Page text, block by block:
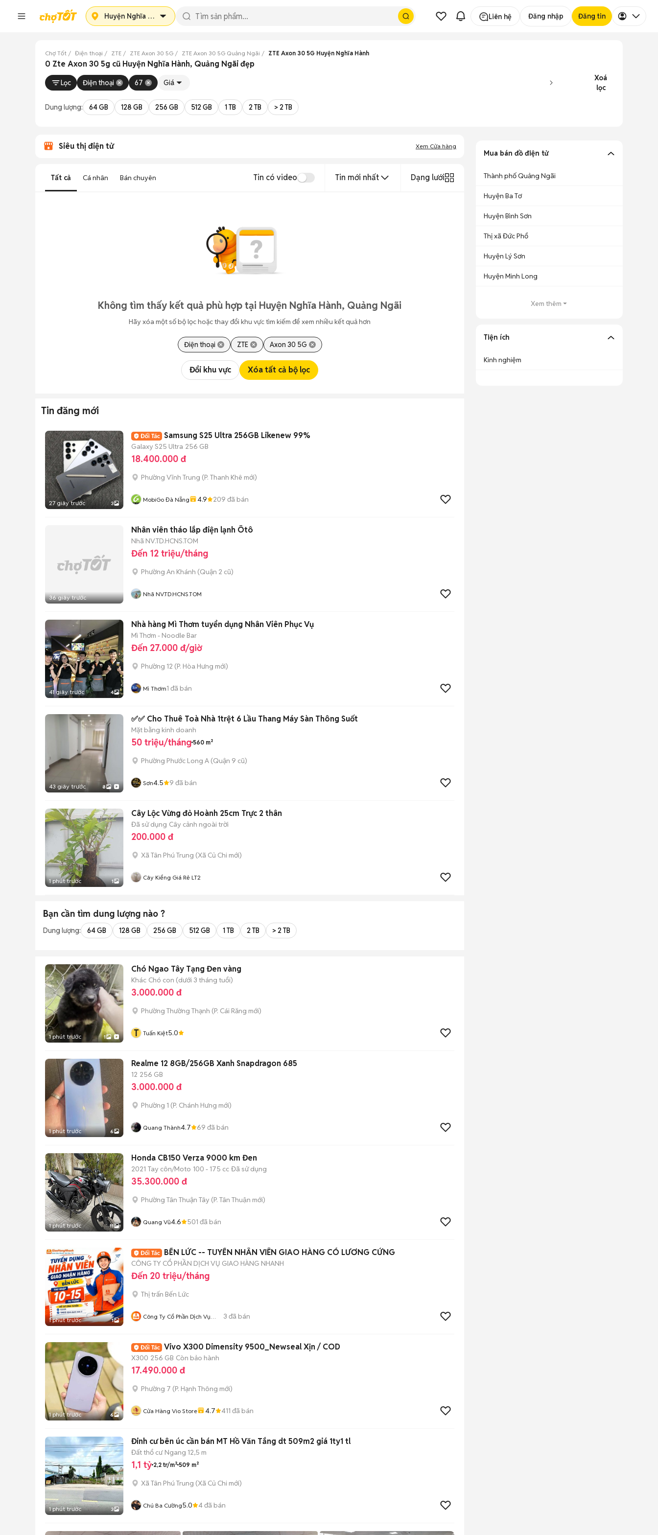
Huyện Nghĩa Hành Liên hệ Đăng nhập Đăng tin
Chợ Tốt Điện thoại ZTE ZTE Axon 30 5G ZTE Axon 30 5G Quảng Ngãi ZTE Axon 30 5G Huyện Nghĩa Hành
0 Zte Axon 30 5g cũ Huyện Nghĩa Hành, Quảng Ngãi đẹp
Lọc Điện thoại 67 Giá
Xoá
lọc
Dung lượng: 64 GB 128 GB 256 GB 512 GB 1 TB 2 TB > 2 TB
Siêu thị điện tử Xem Cửa hàng
Tất cả Cá nhân Bán chuyên Tin có video Tin mới nhất Dạng lưới
Không tìm thấy kết quả phù hợp tại Huyện Nghĩa Hành, Quảng Ngãi
Hãy xóa một số bộ lọc hoặc thay đổi khu vực tìm kiếm để xem nhiều kết quả hơn
Điện thoại ZTE Axon 30 5G
Đổi khu vực Xóa tất cả bộ lọc
Tin đăng mới
27 giây trước 3
Samsung S25 Ultra 256GB Likenew 99%
Galaxy S25 Ultra 256 GB
18.400.000 đ
Phường Vĩnh Trung (P. Thanh Khê mới)
MobiGo Đà Nẵng 4.9 209 đã bán
36 giây trước
Nhân viên tháo lắp điện lạnh Ôtô
Nhã NV.TD.HCNS.TOM
Đến 12 triệu/tháng
Phường An Khánh (Quận 2 cũ)
Nhã NV.TD.HCNS.TOM
41 giây trước 4
Nhà hàng Mì Thơm tuyển dụng Nhân Viên Phục Vụ
Mì Thơm - Noodle Bar
Đến 27.000 đ/giờ
Phường 12 (P. Hòa Hưng mới)
Mì Thơm1 đã bán
43 giây trước 8
✅✅ Cho Thuê Toà Nhà 1trệt 6 Lầu Thang Máy Sàn Thông Suốt
Mặt bằng kinh doanh
50 triệu/tháng 560 m²
Phường Phước Long A (Quận 9 cũ)
Sơn4.5 9 đã bán
1 phút trước 1
Cây Lộc Vừng đỏ Hoành 25cm Trực 2 thân
Đã sử dụng Cây cảnh ngoài trời
200.000 đ
Xã Tân Phú Trung (Xã Củ Chi mới)
Cây Kiểng Giá Rẻ LT2
Bạn cần tìm dung lượng nào ?
Dung lượng: 64 GB 128 GB 256 GB 512 GB 1 TB 2 TB > 2 TB
1 phút trước 1
Chó Ngao Tây Tạng Đen vàng
Khác Chó con (dưới 3 tháng tuổi)
3.000.000 đ
Phường Thường Thạnh (P. Cái Răng mới)
T Tuấn Kiệt5.0
1 phút trước 6
Realme 12 8GB/256GB Xanh Snapdragon 685
12 256 GB
3.000.000 đ
Phường 1 (P. Chánh Hưng mới)
Quang Thành4.7 69 đã bán
1 phút trước 11
Honda CB150 Verza 9000 km Đen
2021 Tay côn/Moto 100 - 175 cc Đã sử dụng
35.300.000 đ
Phường Tân Thuận Tây (P. Tân Thuận mới)
Quang Vũ4.6 501 đã bán
1 phút trước 1
BẾN LỨC -- TUYỂN NHÂN VIÊN GIAO HÀNG CÓ LƯƠNG CỨNG
CÔNG TY CỔ PHẦN DỊCH VỤ GIAO HÀNG NHANH
Đến 20 triệu/tháng
Thị trấn Bến Lức
Công Ty Cổ Phần Dịch Vụ
3 đã bán
1 phút trước 6
Vivo X300 Dimensity 9500_Newseal Xịn / COD
X300 256 GB Còn bảo hành
17.490.000 đ
Phường 7 (P. Hạnh Thông mới)
Cửa Hàng Vio Store 4.7 411 đã bán
1 phút trước 3
Đinh cư bên úc cần bán MT Hồ Văn Tắng dt 509m2 giá 1ty1 tl
Đất thổ cư Ngang 12,5 m
1,1 tỷ 2,2 tr/m² 509 m²
Xã Tân Phú Trung (Xã Củ Chi mới)
Chú Ba Cường5.0 4đã bán
Mua bán đồ điện tử
Thành phố Quảng Ngãi
Huyện Ba Tơ
Huyện Bình Sơn
Thị xã Đức Phổ
Huyện Lý Sơn
Huyện Minh Long
Xem thêm
Tiện ích
Kinh nghiệm